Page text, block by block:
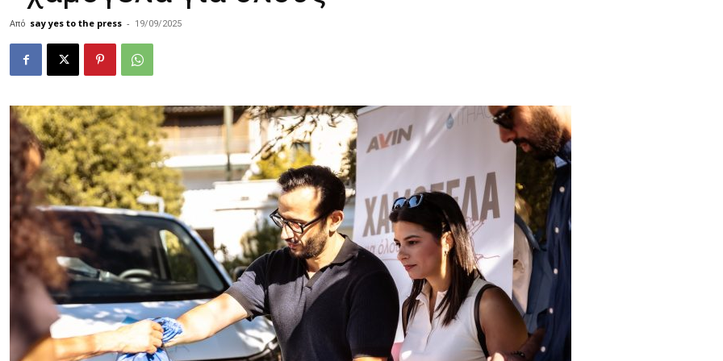
Από say yes to the press - 19/09/2025